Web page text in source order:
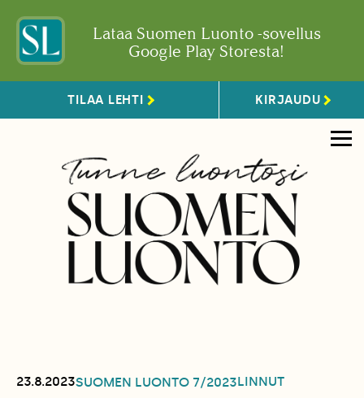
Lataa Suomen Luonto -sovellus
Google Play Storesta!
TILAA LEHTI KIRJAUDU
23.8.2023SUOMEN LUONTO 7/2023LINNUT